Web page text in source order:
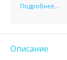
Подробнее...
Описание